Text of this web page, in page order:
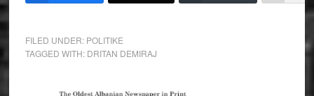
FILED UNDER: POLITIKE
TAGGED WITH: DRITAN DEMIRAJ